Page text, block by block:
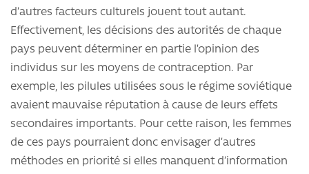
d’autres facteurs culturels jouent tout autant.
Effectivement, les décisions des autorités de chaque
pays peuvent déterminer en partie l’opinion des
individus sur les moyens de contraception. Par
exemple, les pilules utilisées sous le régime soviétique
avaient mauvaise réputation à cause de leurs effets
secondaires importants. Pour cette raison, les femmes
de ces pays pourraient donc envisager d’autres
méthodes en priorité si elles manquent d’information